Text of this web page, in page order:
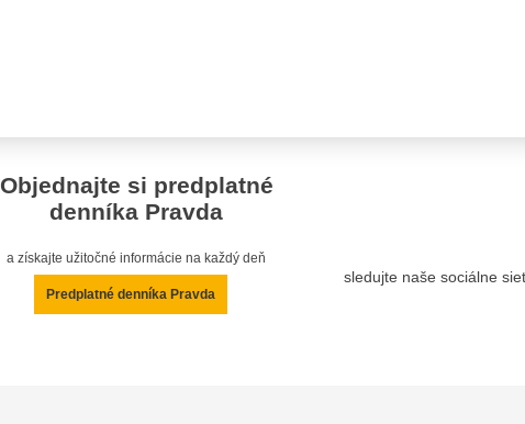
Objednajte si predplatné
denníka Pravda
a získajte užitočné informácie na každý deň
Predplatné denníka Pravda
sledujte naše sociálne